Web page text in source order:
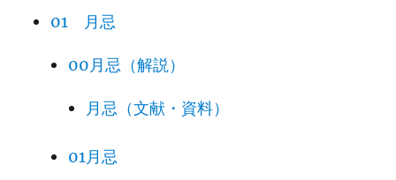
01 月忌
00月忌（解説）
月忌（文献・資料）
01月忌